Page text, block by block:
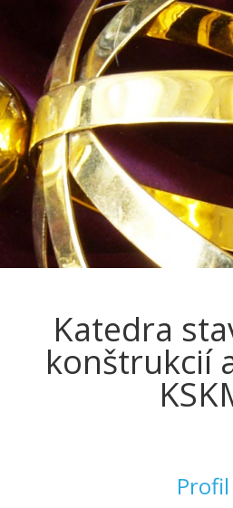
Katedra
konštrukcií
Profil